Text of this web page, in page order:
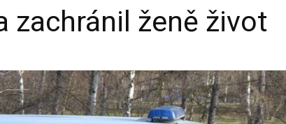
zachránil ženě život